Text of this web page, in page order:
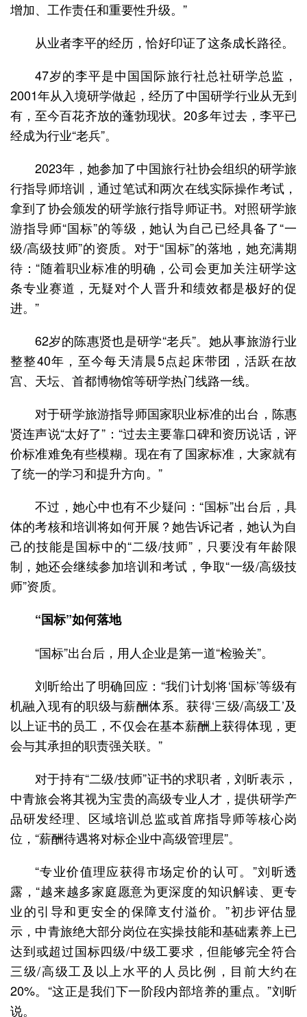
增加、工作责任和重要性升级。”
从业者李平的经历，恰好印证了这条成长路径。
47岁的李平是中国国际旅行社总社研学总监，
2001年从入境研学做起，经历了中国研学行业从无到
有，至今百花齐放的蓬勃现状。20多年过去，李平已
经成为行业“老兵”。
2023年，她参加了中国旅行社协会组织的研学旅
行指导师培训，通过笔试和两次在线实际操作考试，
拿到了协会颁发的研学旅行指导师证书。对照研学旅
游指导师“国标”的等级，她认为自己已经具备了“一
级/高级技师”的资质。对于“国标”的落地，她充满期
待：“随着职业标准的明确，公司会更加关注研学这
条专业赛道，无疑对个人晋升和绩效都是极好的促
进。”
62岁的陈惠贤也是研学“老兵”。她从事旅游行业
整整40年，至今每天清晨5点起床带团，活跃在故
宫、天坛、首都博物馆等研学热门线路一线。
对于研学旅游指导师国家职业标准的出台，陈惠
贤连声说“太好了”：“过去主要靠口碑和资历说话，评
价标准难免有些模糊。现在有了国家标准，大家就有
了统一的学习和提升方向。”
不过，她心中也有不少疑问：“国标”出台后，具
体的考核和培训将如何开展？她告诉记者，她认为自
己的技能是国标中的“二级/技师”，只要没有年龄限
制，她还会继续参加培训和考试，争取“一级/高级技
师”资质。
“国标”如何落地
“国标”出台后，用人企业是第一道“检验关”。
刘昕给出了明确回应：“我们计划将‘国标’等级有
机融入现有的职级与薪酬体系。获得‘三级/高级工’及
以上证书的员工，不仅会在基本薪酬上获得体现，更
会与其承担的职责强关联。”
对于持有“二级/技师”证书的求职者，刘昕表示，
中青旅会将其视为宝贵的高级专业人才，提供研学产
品研发经理、区域培训总监或首席指导师等核心岗
位，“薪酬待遇将对标企业中高级管理层”。
“专业价值理应获得市场定价的认可。”刘昕透
露，“越来越多家庭愿意为更深度的知识解读、更专
业的引导和更安全的保障支付溢价。”初步评估显
示，中青旅绝大部分岗位在实操技能和基础素养上已
达到或超过国标四级/中级工要求，但能够完全符合
三级/高级工及以上水平的人员比例，目前大约在
20%。“这正是我们下一阶段内部培养的重点。”刘昕
说。